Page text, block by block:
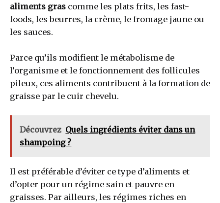
aliments gras comme les plats frits, les fast-
foods, les beurres, la crème, le fromage jaune ou
les sauces.
Parce qu’ils modifient le métabolisme de
l’organisme et le fonctionnement des follicules
pileux, ces aliments contribuent à la formation de
graisse par le cuir chevelu.
Découvrez Quels ingrédients éviter dans un
shampoing ?
Il est préférable d’éviter ce type d’aliments et
d’opter pour un régime sain et pauvre en
graisses. Par ailleurs, les régimes riches en